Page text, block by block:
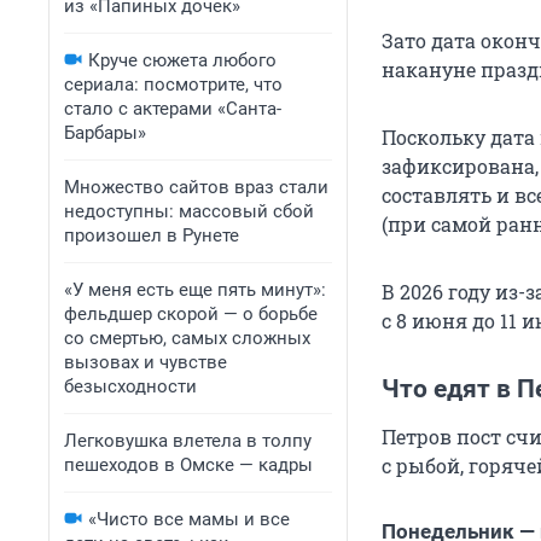
из «Папиных дочек»
Круче сюжета любого
сериала: посмотрите, что
стало с актерами «Санта-
Барбары»
Множество сайтов враз стали
недоступны: массовый сбой
произошел в Рунете
«У меня есть еще пять минут»:
фельдшер скорой — о борьбе
со смертью, самых сложных
вызовах и чувстве
безысходности
Легковушка влетела в толпу
пешеходов в Омске — кадры
«Чисто все мамы и все
Зато дата
накануне
Поскольку
составлять и
(при самой
В 2026 году из-
с 8 июня до 11
Что едят в
Петров пост
с рыбой,
Понедельник —